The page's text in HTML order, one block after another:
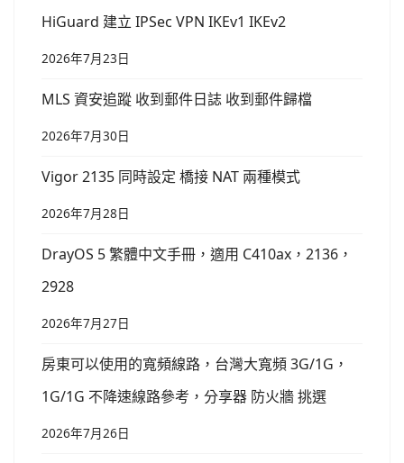
HiGuard 建立 IPSec VPN IKEv1 IKEv2
2026年7月23日
MLS 資安追蹤 收到郵件日誌 收到郵件歸檔
2026年7月30日
Vigor 2135 同時設定 橋接 NAT 兩種模式
2026年7月28日
DrayOS 5 繁體中文手冊，適用 C410ax，2136，
2928
2026年7月27日
房東可以使用的寬頻線路，台灣大寬頻 3G/1G，
1G/1G 不降速線路參考，分享器 防火牆 挑選
2026年7月26日